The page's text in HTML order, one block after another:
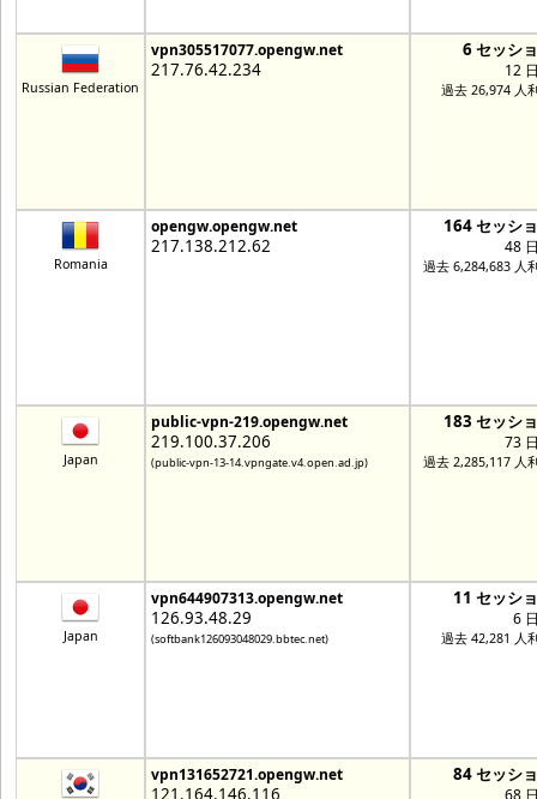
Russian Federation
vpn305517077.opengw.net
217.76.42.234
6 セッシ
12
過去 26,974 人
Romania
opengw.opengw.net
217.138.212.62
164 セッシ
48
過去 6,284,683 人
Japan
public-vpn-219.opengw.net
219.100.37.206
(public-vpn-13-14.vpngate.v4.open.ad.jp)
183 セッシ
73
過去 2,285,117 人
Japan
vpn644907313.opengw.net
126.93.48.29
(softbank126093048029.bbtec.net)
11 セッシ
6
過去 42,281 人
vpn131652721.opengw.net
121.164.146.116
84 セッシ
68